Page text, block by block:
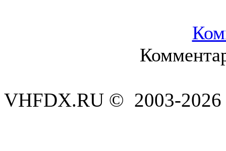
VHFDX.RU © 2003-2026